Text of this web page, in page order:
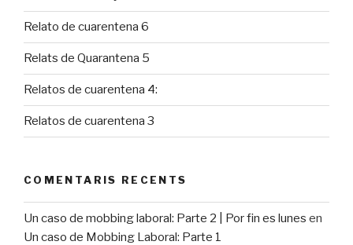
Relato de cuarentena 6
Relats de Quarantena 5
Relatos de cuarentena 4:
Relatos de cuarentena 3
COMENTARIS RECENTS
Un caso de mobbing laboral: Parte 2 | Por fin es lunes en
Un caso de Mobbing Laboral: Parte 1